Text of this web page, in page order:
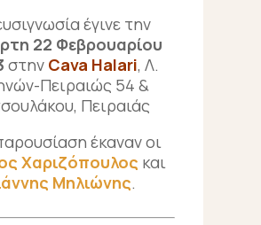
έγινε την
22 Φεβρουαρίου
στην Cava Halari, Λ.
Πειραιώς 54 &
Πειραιάς
έκαναν οι
Χαριζόπουλος και
Μηλιώνης.